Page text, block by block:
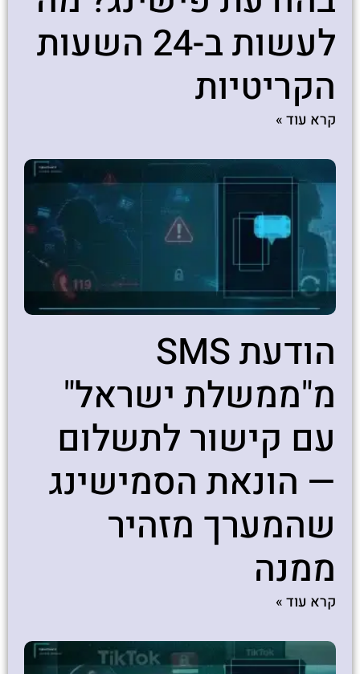
לעשות ב-24 השעות
הקריטיות
קרא עוד »
הודעת SMS
מ"ממשלת ישראל"
עם קישור לתשלום
— הונאת הסמישינג
שהמערך מזהיר
ממנה
קרא עוד »